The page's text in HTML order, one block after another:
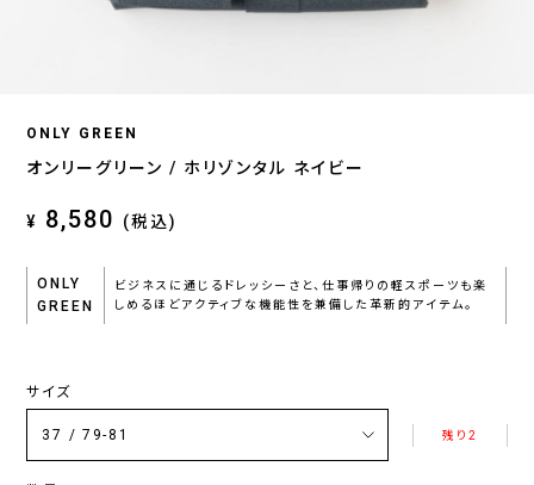
ONLY GREEN
オンリーグリーン / ホリゾンタル ネイビー
¥ 8,580 (税込)
ONLY
GREEN
ビジネスに通じるドレッシーさと、仕事帰りの軽スポーツも楽
しめるほどアクティブな機能性を兼備した革新的アイテム。
サイズ
残り2